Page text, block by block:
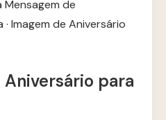
Mensagem de
· Imagem de Aniversário
para